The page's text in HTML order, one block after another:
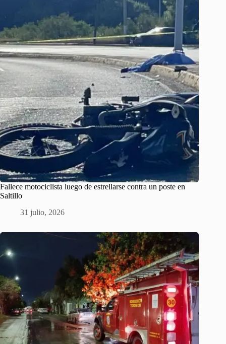
Fallece motociclista luego de estrellarse contra un poste en
Saltillo
31 julio, 2026